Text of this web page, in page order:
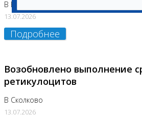
В Бутово
13.07.2026
Подробнее
Возобновлено выполнение
ретикулоцитов
В Сколково
13.07.2026